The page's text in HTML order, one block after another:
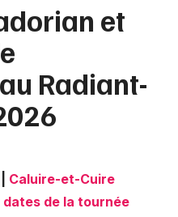
et
Radiant-
Caluire-et-Cuire
de la tournée
end Autre